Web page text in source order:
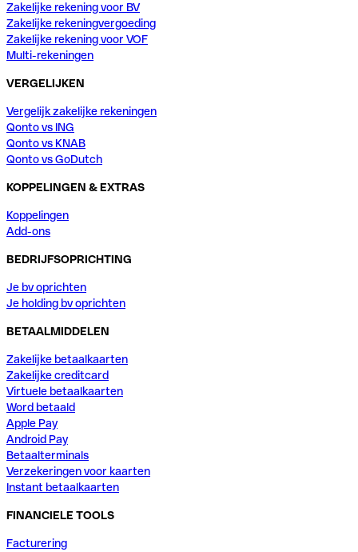
Zakelijke rekening voor BV
Zakelijke rekeningvergoeding
Zakelijke rekening voor VOF
Multi-rekeningen
VERGELIJKEN
Vergelijk zakelijke rekeningen
Qonto vs ING
Qonto vs KNAB
Qonto vs GoDutch
KOPPELINGEN & EXTRAS
Koppelingen
Add-ons
BEDRIJFSOPRICHTING
Je bv oprichten
Je holding bv oprichten
BETAALMIDDELEN
Zakelijke betaalkaarten
Zakelijke creditcard
Virtuele betaalkaarten
Word betaald
Apple Pay
Android Pay
Betaalterminals
Verzekeringen voor kaarten
Instant betaalkaarten
FINANCIELE TOOLS
Facturering